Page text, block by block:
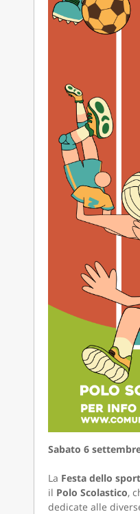
Sabato 6
La Festa dello sport
il Polo Scolastico,
dedicate alle